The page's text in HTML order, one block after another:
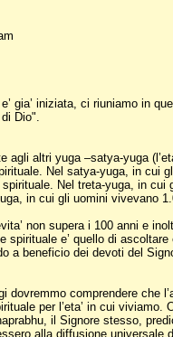
e’ gia’ iniziata, ci riuniamo in
Dio".
altri yuga –satya-yuga
Nel satya-yuga, in cui
Nel treta-yuga, in
in cui gli uomini vivevano
non supera i 100 anni e
spirituale e’ quello di
a beneficio dei devoti del
dovremmo comprendere che
per l’eta’ in cui
il Signore stesso,
alla diffusione